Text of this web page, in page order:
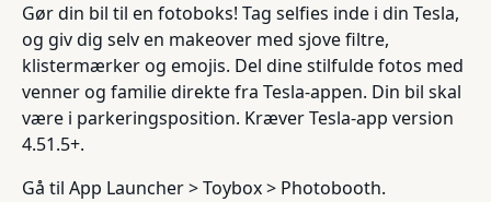
Gør din bil til en fotoboks! Tag selfies inde i din Tesla,
og giv dig selv en makeover med sjove filtre,
klistermærker og emojis. Del dine stilfulde fotos med
venner og familie direkte fra Tesla-appen. Din bil skal
være i parkeringsposition. Kræver Tesla-app version
4.51.5+.
Gå til App Launcher > Toybox > Photobooth.